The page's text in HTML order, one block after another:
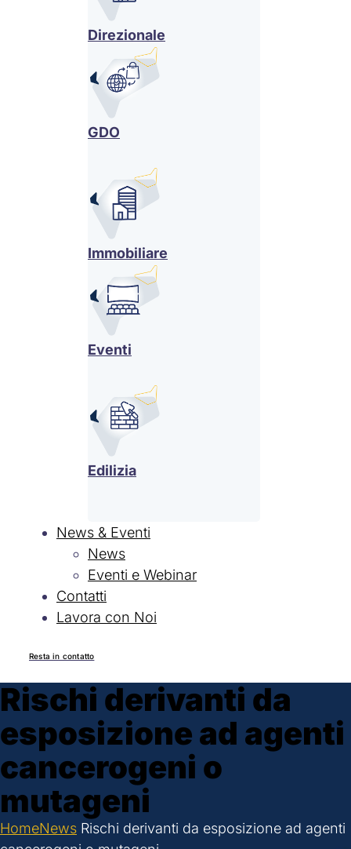
Direzionale
GDO
Immobiliare
Eventi
Edilizia
News & Eventi
News
Eventi e Webinar
Contatti
Lavora con Noi
Resta in contatto
Rischi derivanti da
esposizione ad agenti
cancerogeni o
mutageni
HomeNews Rischi derivanti da esposizione ad agenti